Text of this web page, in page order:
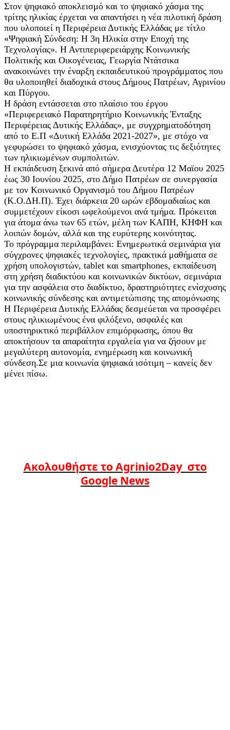
Στον ψηφιακό αποκλεισμό και το ψηφιακό χάσμα της
τρίτης ηλικίας έρχεται να απαντήσει η νέα πιλοτική δράση
που υλοποιεί η Περιφέρεια Δυτικής Ελλάδας με τίτλο
«Ψηφιακή Σύνδεση: Η 3η Ηλικία στην Εποχή της
Τεχνολογίας». Η Αντιπεριφερειάρχης Κοινωνικής
Πολιτικής και Οικογένειας, Γεωργία Ντάτσικα
ανακοινώνει την έναρξη εκπαιδευτικού προγράμματος που
θα υλοποιηθεί διαδοχικά στους Δήμους Πατρέων, Αγρινίου
και Πύργου.
Η δράση εντάσσεται στο πλαίσιο του έργου
«Περιφερειακό Παρατηρητήριο Κοινωνικής Ένταξης
Περιφέρειας Δυτικής Ελλάδας», με συγχρηματοδότηση
από το Ε.Π «Δυτική Ελλάδα 2021-2027», με στόχο να
γεφυρώσει το ψηφιακό χάσμα, ενισχύοντας τις δεξιότητες
των ηλικιωμένων συμπολιτών.
Η εκπάιδευση ξεκινά από σήμερα Δευτέρα 12 Μαϊου 2025
έως 30 Ιουνίου 2025, στο Δήμο Πατρέων σε συνεργασία
με τον Κοινωνικό Οργανισμό του Δήμου Πατρέων
(Κ.Ο.ΔΗ.Π). Έχει διάρκεια 20 ωρών εβδομαδιαίως και
συμμετέχουν είκοσι ωφελούμενοι ανά τμήμα. Πρόκειται
για άτομα άνω των 65 ετών, μέλη των ΚΑΠΗ, ΚΗΦΗ και
λοιπών δομών, αλλά και της ευρύτερης κοινότητας.
Το πρόγραμμα περιλαμβάνει: Ενημερωτικά σεμινάρια για
σύγχρονες ψηφιακές τεχνολογίες, πρακτικά μαθήματα σε
χρήση υπολογιστών, tablet και smartphones, εκπαίδευση
στη χρήση διαδικτύου και κοινωνικών δικτύων, σεμινάρια
για την ασφάλεια στο διαδίκτυο, δραστηριότητες ενίσχυσης
κοινωνικής σύνδεσης και αντιμετώπισης της απομόνωσης
Η Περιφέρεια Δυτικής Ελλάδας δεσμεύεται να προσφέρει
στους ηλικιωμένους ένα φιλόξενο, ασφαλές και
υποστηρικτικό περιβάλλον επιμόρφωσης, όπου θα
αποκτήσουν τα απαραίτητα εργαλεία για να ζήσουν με
μεγαλύτερη αυτονομία, ενημέρωση και κοινωνική
σύνδεση.Σε μια κοινωνία ψηφιακά ισότιμη – κανείς δεν
μένει πίσω.
Ακολουθήστε το Agrinio2Day στο
Google News